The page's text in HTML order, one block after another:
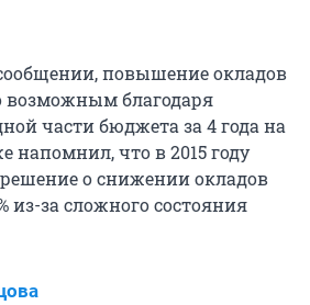
повышение окладов
возможным благодаря
части бюджета за 4 года на
напомнил, что в 2015 году
о снижении окладов
из-за сложного состояния